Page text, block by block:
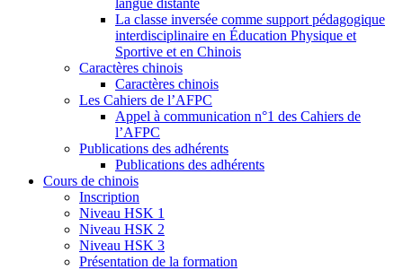
langue distante
La classe inversée comme support pédagogique
interdisciplinaire en Éducation Physique et
Sportive et en Chinois
Caractères chinois
Caractères chinois
Les Cahiers de l’AFPC
Appel à communication n°1 des Cahiers de
l’AFPC
Publications des adhérents
Publications des adhérents
Cours de chinois
Inscription
Niveau HSK 1
Niveau HSK 2
Niveau HSK 3
Présentation de la formation